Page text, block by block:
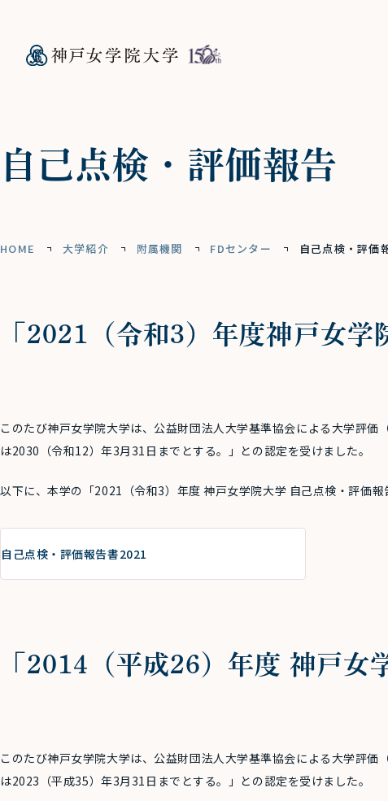
自己点検・評価報告
HOME 大学紹介 附属機関 FDセンター 自己点検・評価
「2021（令和3）年度神戸女学
このたび神戸女学院大学は、公益財団法人大学基準協会による大学評価
は2030（令和12）年3月31日までとする。」との認定を受けました。
以下に、本学の「2021（令和3）年度 神戸女学院大学 自己点検・評価報
自己点検・評価報告書2021
「2014（平成26）年度 神戸女
このたび神戸女学院大学は、公益財団法人大学基準協会による大学評価
は2023（平成35）年3月31日までとする。」との認定を受けました。